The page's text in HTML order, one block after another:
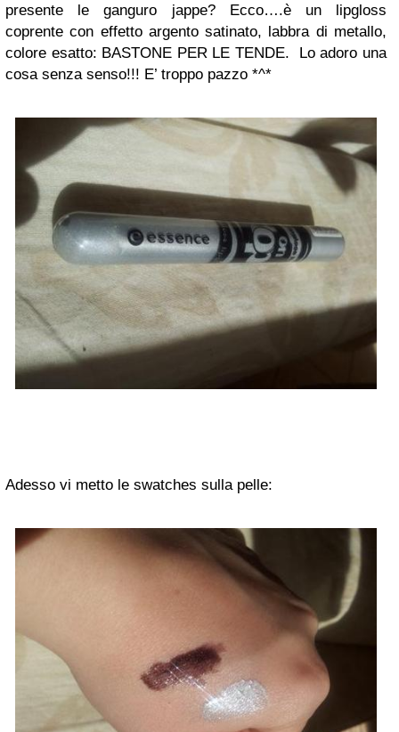
presente le ganguro jappe? Ecco….è un lipgloss
coprente con effetto argento satinato, labbra di metallo,
colore esatto: BASTONE PER LE TENDE. Lo adoro una
cosa senza senso!!! E’ troppo pazzo *^*
Adesso vi metto le swatches sulla pelle: